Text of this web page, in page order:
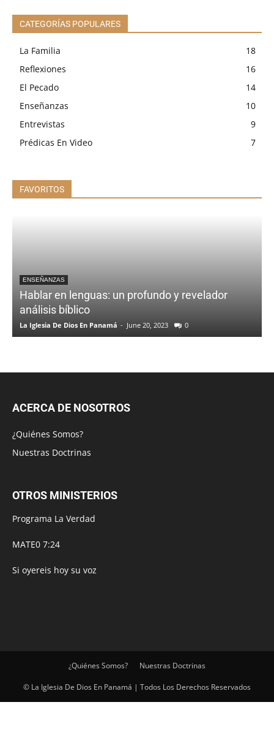
CATEGORÍAS POPULARES
La Familia
18
Reflexiones
16
El Pecado
14
Enseñanzas
10
Entrevistas
9
Prédicas En Video
7
FAVORITOS
ENSEÑANZAS
Hablar en lenguas: un profundo y revelador
análisis bíblico
La Iglesia De Dios En Panamá - June 20, 2023 0
ACERCA DE NOSOTROS
¿Quiénes Somos?
Nuestras Doctrinas
OTROS MINISTERIOS
Programa La Verdad
MATE0 7:24
Si oyereis hoy su voz
¿Quiénes Somos? Nuestras Doctrinas
© La Iglesia De Dios En Panamá | Todos Los Derechos Reservados